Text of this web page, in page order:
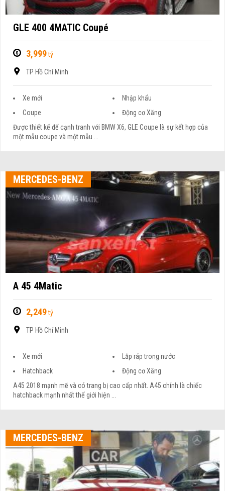
GLE 400 4MATIC Coupé
3,999tỷ
TP Hồ Chí Minh
Xe mới
Nhập khẩu
Coupe
Động cơ Xăng
Được thiết kế để cạnh tranh với BMW X6, GLE Coupe là sự kết hợp của
một mẫu coupe và một mẫu ...
MERCEDES-BENZ
A 45 4Matic
2,249tỷ
TP Hồ Chí Minh
Xe mới
Lắp ráp trong nước
Hatchback
Động cơ Xăng
A45 2018 mạnh mẽ và có trang bị cao cấp nhất. A45 chính là chiếc
hatchback mạnh nhất thế giới hiện ...
MERCEDES-BENZ